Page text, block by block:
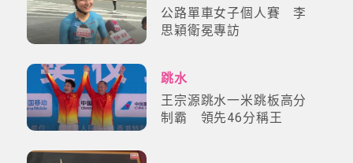
公路單車女子個人賽 李
思穎衛冕專訪
跳水
王宗源跳水一米跳板高分
制霸 領先46分稱王